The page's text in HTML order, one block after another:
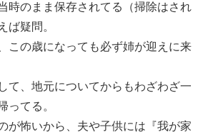
時のまま保存されてる（掃除はされ
ば疑問。
この歳になっても必ず姉が迎えに来
て、地元についてからもわざわざ一
ってる。
が怖いから、夫や子供には『我が家